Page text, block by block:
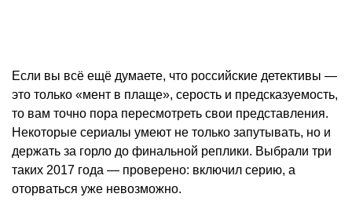
Если вы всё ещё думаете, что российские детективы —
это только «мент в плаще», серость и предсказуемость,
то вам точно пора пересмотреть свои представления.
Некоторые сериалы умеют не только запутывать, но и
держать за горло до финальной реплики. Выбрали три
таких 2017 года — проверено: включил серию, а
оторваться уже невозможно.